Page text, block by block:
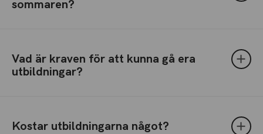
sommaren?
Vad är kraven för att kunna gå era
utbildningar?
Kostar utbildningarna något?